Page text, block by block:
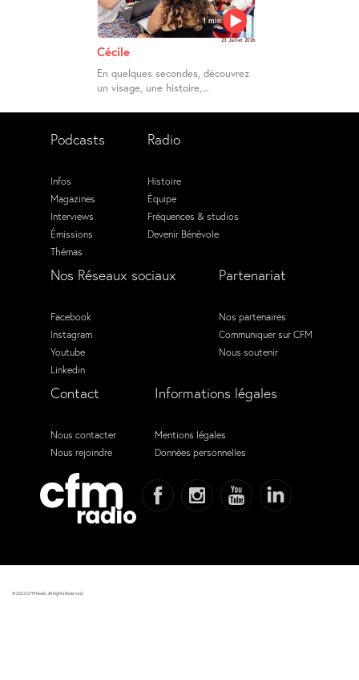
1 min
23 Juillet 2026
Cécile
En quelques secondes, découvrez
un visage, une histoire,...
Podcasts
Infos
Magazines
Interviews
Émissions
Thémas
Radio
Histoire
Équipe
Fréquences & studios
Devenir Bénévole
Nos Réseaux sociaux
Facebook
Instagram
Youtube
Linkedin
Partenariat
Nos partenaires
Communiquer sur CFM
Nous soutenir
Contact
Nous contacter
Nous rejoindre
Informations légales
Mentions légales
Données personnelles
© 2023 CFM Radio. All Rights Reserved.